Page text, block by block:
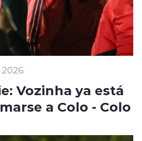
Vozinha ya está
a Colo - Colo